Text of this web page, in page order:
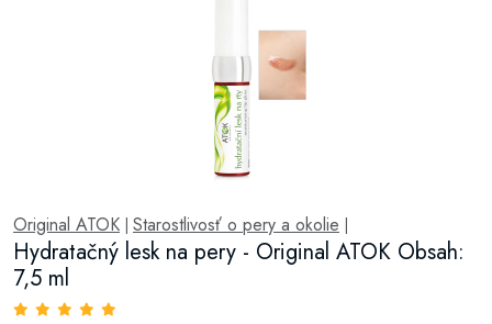
Original ATOK | Starostlivosť o pery a okolie |
Hydratačný lesk na pery - Original ATOK Obsah:
7,5 ml